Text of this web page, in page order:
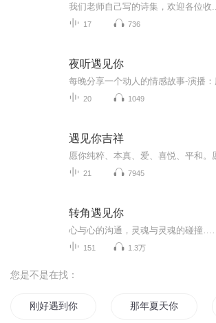
我们老师自己写的诗集，欢迎各位收...
17 736
夜听遇见你
20 1049
遇见你吉祥
21 7945
转角遇见你
151 1.3万
您是不是在找：
刚好遇到你 那年夏天你刚好来过